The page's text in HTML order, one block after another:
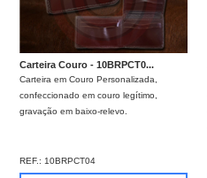
Carteira Couro - 10BRPCT0...
Carteira em Couro Personalizada,
confeccionado em couro legítimo,
gravação em baixo-relevo.
REF.:10BRPCT04